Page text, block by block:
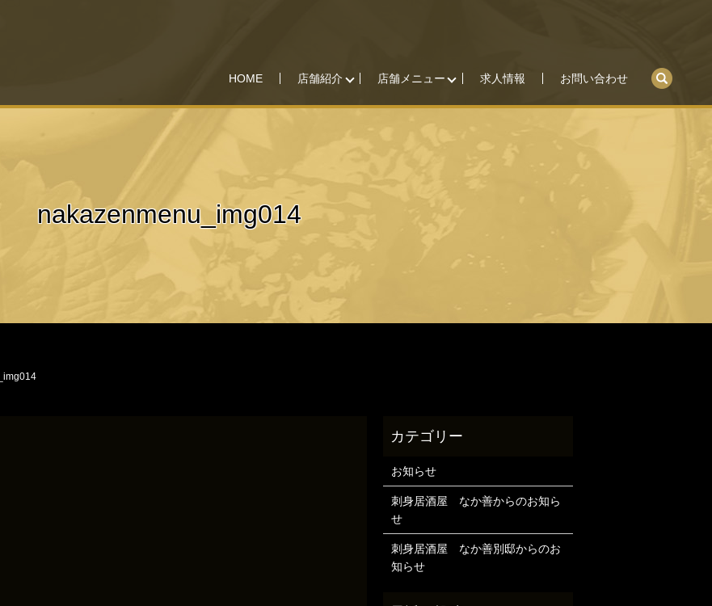
HOME 店舗紹介 店舗メニュー 求人情報 お問い合わせ search
nakazenmenu_img014
お知らせ
刺身居酒屋 なか善からのお知ら
せ
刺身居酒屋 なか善別邸からのお
知らせ